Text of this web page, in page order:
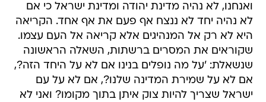
ואנחנו, לא נהיה מדינת יהודה ומדינת ישראל כי אם
לא נהיה יחד לא ננצח אף פעם את אף אחד. הקריאה
היא לא רק אל המנהיגים אלא קריאה אל העם עצמו.
שקוראים את המסרים ברשתות, השאלה הראשונה
שנשאלת: 'על מה נופלים בנינו אם לא על היחד הזה?,
אם לא על שמירת המדינה שלנו?, אם לא על עם
ישראל שצריך להיות צוק איתן בתוך מקומו? ואני לא